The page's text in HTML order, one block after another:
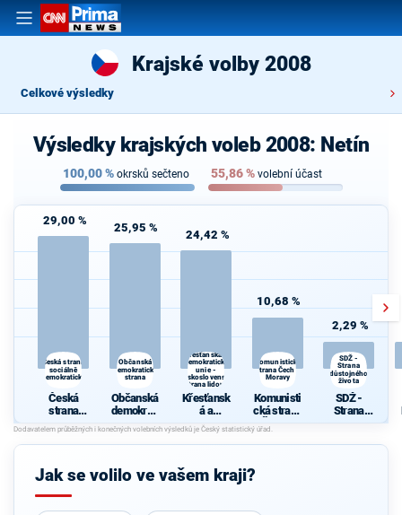
Krajské volby 2008
Celkové výsledky
Výsledky krajských voleb 2008: Netín
100,00% okrsků sečteno 55,86% volební účast
29,00 %
Česká strana
sociálně
demokratická
Česká
strana
sociálně
demokrati
cká
25,95 %
Občanská
demokratická
strana
Občanská
demokrati
cká strana
24,42 %
Křesťanská a
demokratická
unie -
Československá
strana lidová
Křesťansk
á a
demokrati
cká unie -
Českoslov
strana
10,68 %
Komunistická
strana Čech a
Moravy
Komunisti
cká strana
Čech a
Moravy
2,29 %
SDŽ -
Strana
důstojného
života
SDŽ -
Strana
důstojného
Jak se volilo ve vašem kraji?